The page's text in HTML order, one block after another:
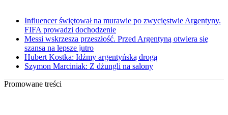
Influencer świętował na murawie po zwycięstwie Argentyny.
FIFA prowadzi dochodzenie
Messi wskrzesza przeszłość. Przed Argentyną otwiera się
szansa na lepsze jutro
Hubert Kostka: Idźmy argentyńską drogą
Szymon Marciniak: Z dżungli na salony
Promowane treści